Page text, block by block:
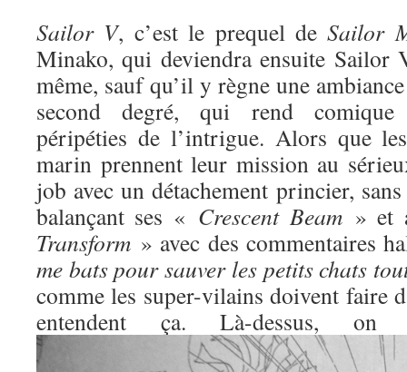
Sailor V, c’est le prequel deSailor
Minako, qui deviendra ensuite Sailor
même, sauf qu’il y règne une
second degré, qui rend comique
péripéties de l’intrigue. Alors que
marin prennent leur mission au
job avec un détachement princier,
balançant ses « Crescent Beam» et
Transform » avec des commentaires
me bats pour sauver les petits chats
comme les super-vilains doivent faire
entendent ça. Là-dessus,